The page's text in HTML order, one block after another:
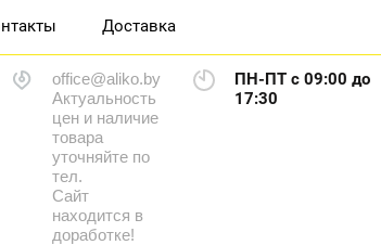
Доставка
office@aliko.by
Актуальность
цен и наличие
товара
уточняйте по
тел.
Сайт
находится в
доработке!
ПН-ПТ с 09:00 до
17:30